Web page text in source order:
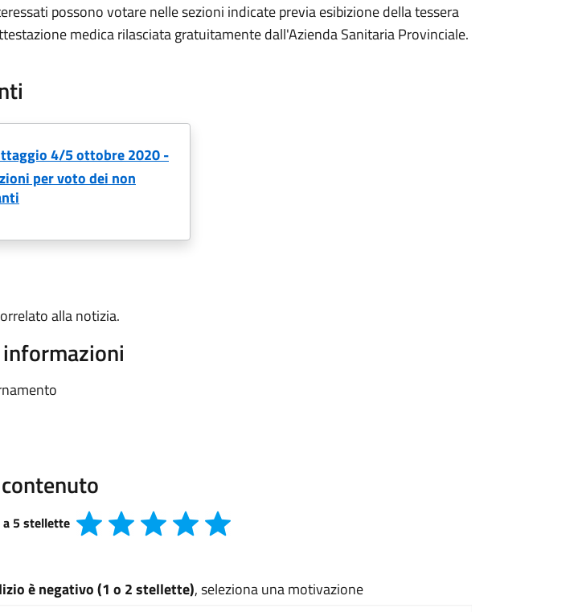
possono votare nelle sezioni indicate previa esibizione della tessera
medica rilasciata gratuitamente dall'Azienda Sanitaria Provinciale.
4/5 ottobre 2020 -
per voto dei non
alla notizia.
a 5 stellette
è negativo (1 o 2 stellette), seleziona una motivazione